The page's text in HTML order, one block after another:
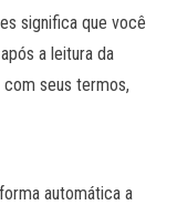
significa que você
a leitura da
seus termos,
automática a